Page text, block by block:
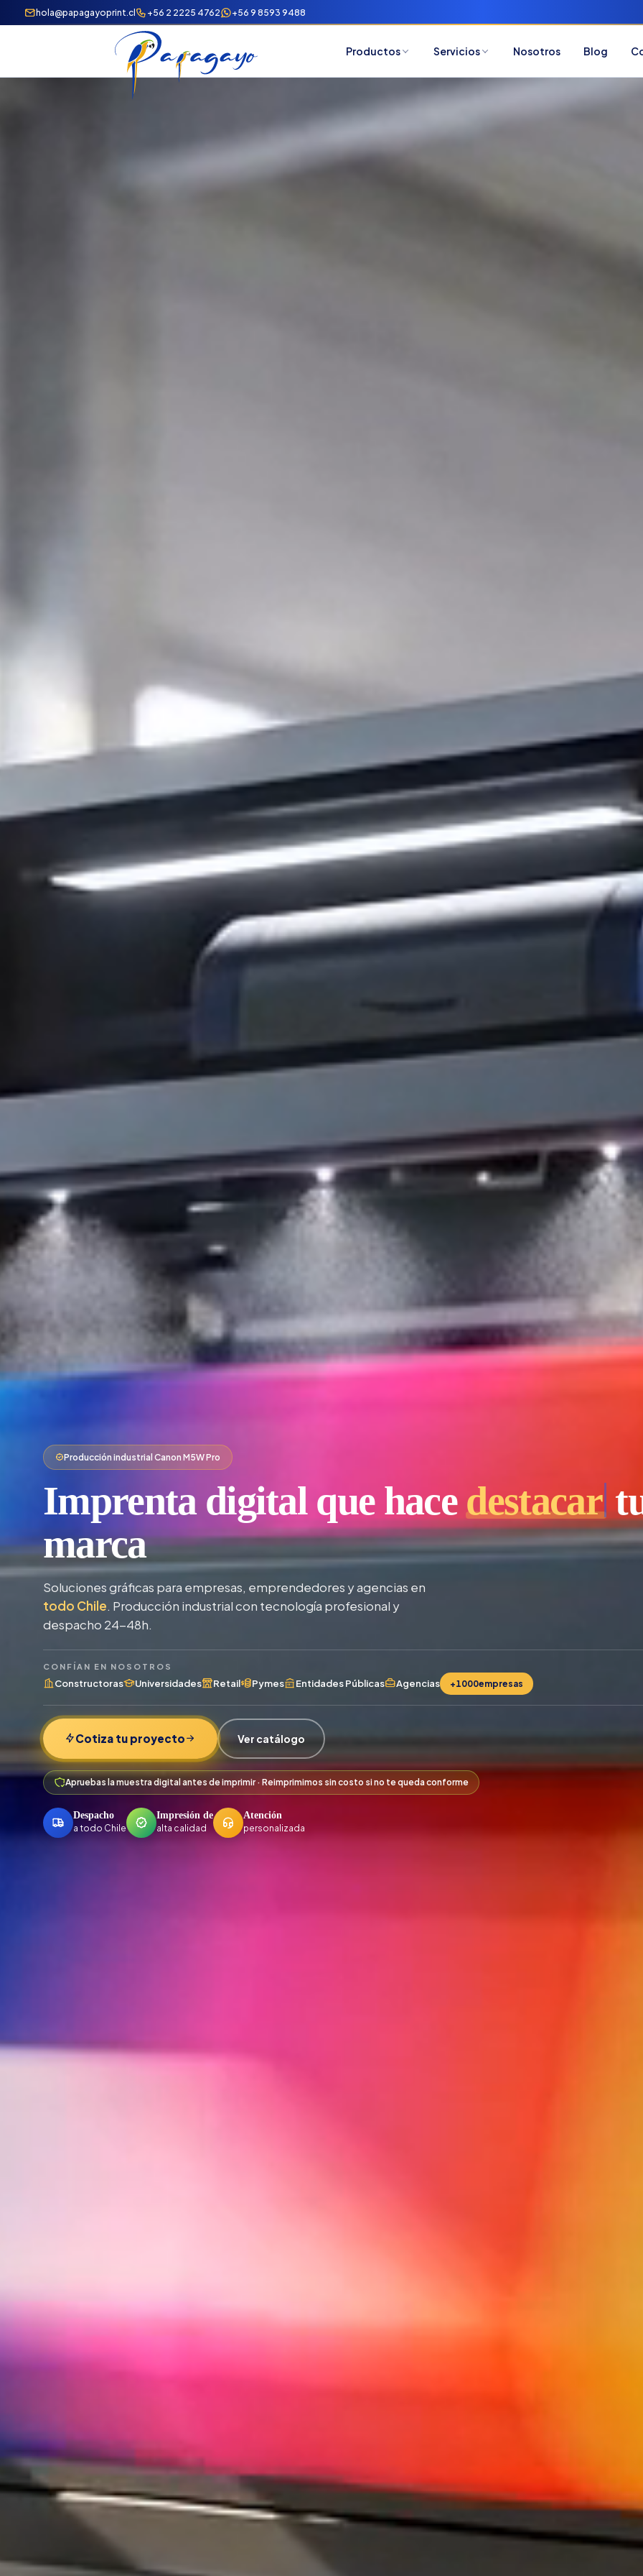
hola@papagayoprint.cl +56 2 2225 4762 +56 9 8593 9488
Productos Servicios Nosotros Blog
Producción industrial Canon M5W Pro
Imprenta digital que hacedestacar
marca
Soluciones gráficas para empresas, emprendedores y agencias en
todo Chile. Producción industrial con tecnología profesional y
despacho 24-48h.
CONFÍAN EN NOSOTROS
Constructoras Universidades Retail Pymes Entidades Públicas Agencias +1000empresas
Cotiza tu proyecto Ver catálogo
Apruebas la muestra digital antes de imprimir · Reimprimimos sin costo si no te queda conforme
Despacho
a todo Chile
Impresión de
alta calidad
Atención
personalizada